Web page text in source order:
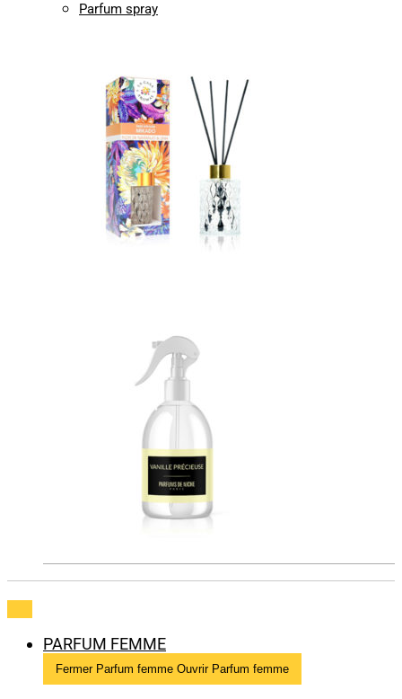
Parfum spray
PARFUM FEMME
Fermer Parfum femme Ouvrir Parfum femme